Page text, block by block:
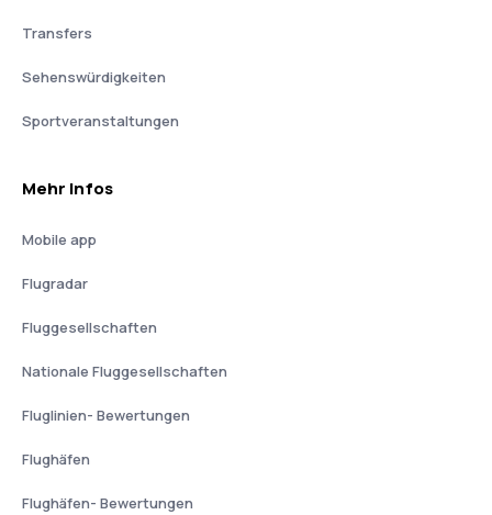
Transfers
Sehenswürdigkeiten
Sportveranstaltungen
Mehr Infos
Mobile app
Flugradar
Fluggesellschaften
Nationale Fluggesellschaften
Fluglinien- Bewertungen
Flughäfen
Flughäfen- Bewertungen